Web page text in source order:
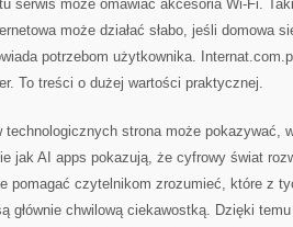
serwis może omawiać akcesoria Wi-Fi.
może działać słabo, jeśli domowa
potrzebom użytkownika.
To treści o dużej wartości praktycznej.
technologicznych strona może pokazywać,
jak AI apps pokazują, że cyfrowy świat
pomagać czytelnikom zrozumieć, które z
głównie chwilową ciekawostką. Dzięki